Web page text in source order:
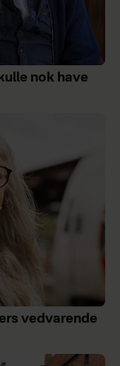
nok have
vedvarende